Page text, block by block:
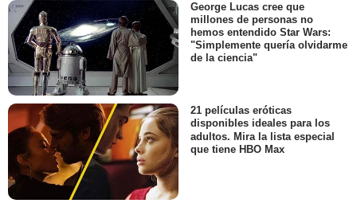
George Lucas cree que
millones de personas no
hemos entendido Star Wars:
"Simplemente quería olvidarme
de la ciencia"
21 películas eróticas
disponibles ideales para los
adultos. Mira la lista especial
que tiene HBO Max